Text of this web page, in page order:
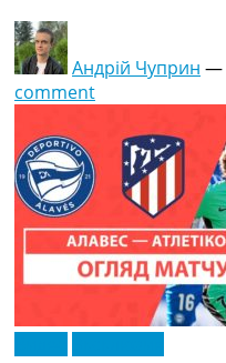
Андрій Чуприн —
comment